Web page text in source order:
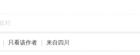
反对
只看该作者 来自四川